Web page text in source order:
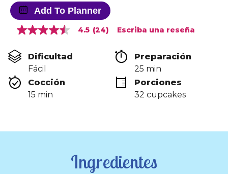
Add To Planner
4.5
5
estrellas,
valor
medio
de
valoración.
Read
en
4.5 (24) Escriba una reseña
Dificultad
Fácil
Preparación
25 min
Cocción
15 min
Porciones
32 cupcakes
Ingredientes